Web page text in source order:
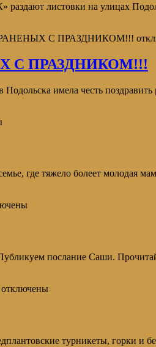
листовки на улицах
РАНЕНЫХ С ПРАЗДНИКОМ!!!
С ПРАЗДНИКОМ!!!
имела честь
где тяжело болеет молодая
послание Саши.
отключены
турникеты, горки и